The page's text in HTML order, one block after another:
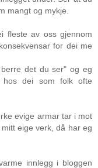
mangt og mykje.
fleste av oss gjennom
for dei me
det du ser" og eg
dei som folk ofte
evige armar tar i mot
eige verk, då har eg
innlegg i bloggen